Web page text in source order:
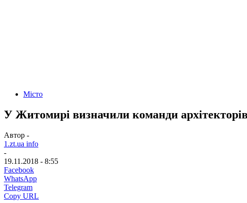
Місто
У Житомирі визначили команди
Автор -
1.zt.ua info
-
19.11.2018 - 8:55
Facebook
WhatsApp
Telegram
Copy URL